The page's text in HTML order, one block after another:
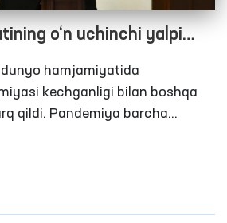
o‘n uchinchi yalpi
Inson huquqlari
Feruza
2020 yildagi faoliyati
hamjamiyatida
kechganligi bilan boshqa
qildi. Pandemiya barcha